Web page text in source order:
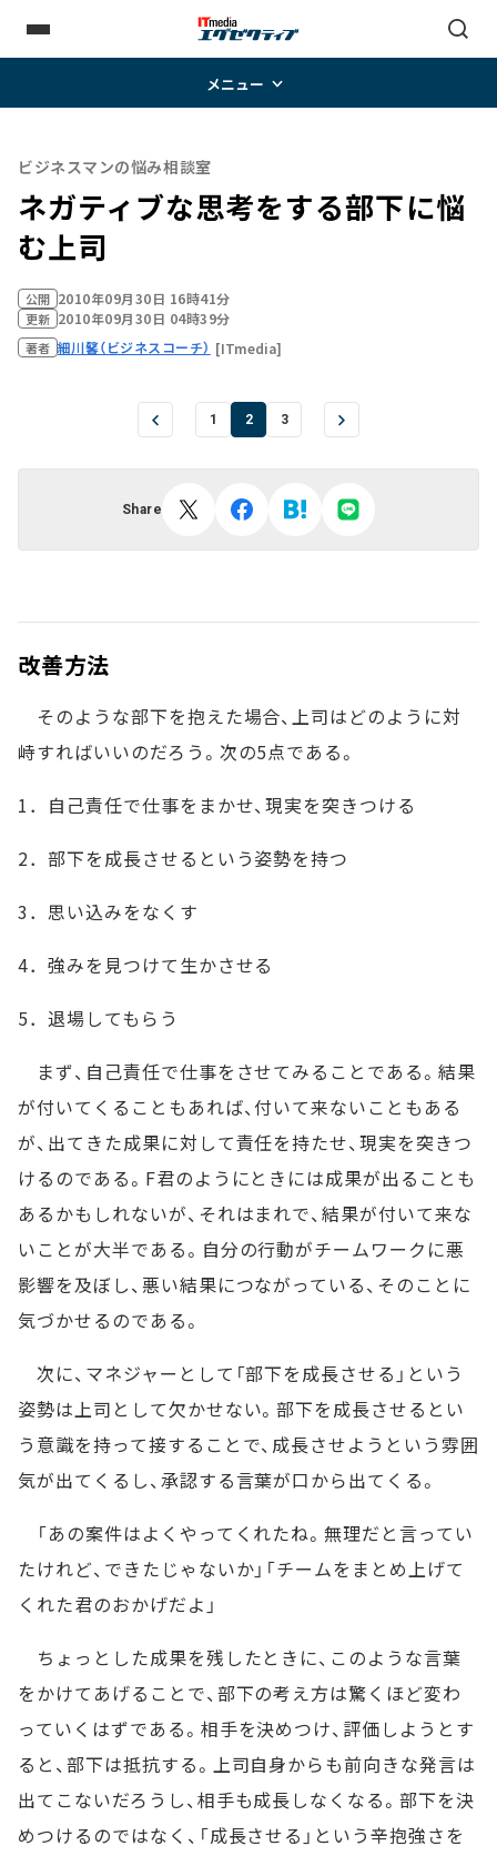
メニュー
ビジネスマンの悩み相談室
ネガティブな思考をする部下に悩
む上司
公開 2010年09月30日 16時41分
更新 2010年09月30日 04時39分
著者 細川馨（ビジネスコーチ） [ITmedia]
1 2 3
Share
改善方法
そのような部下を抱えた場合、上司はどのように対
峙すればいいのだろう。次の5点である。
1．自己責任で仕事をまかせ、現実を突きつける
2．部下を成長させるという姿勢を持つ
3．思い込みをなくす
4．強みを見つけて生かさせる
5．退場してもらう
まず、自己責任で仕事をさせてみることである。結果
が付いてくることもあれば、付いて来ないこともある
が、出てきた成果に対して責任を持たせ、現実を突きつ
けるのである。F君のようにときには成果が出ることも
あるかもしれないが、それはまれで、結果が付いて来な
いことが大半である。自分の行動がチームワークに悪
影響を及ぼし、悪い結果につながっている、そのことに
気づかせるのである。
次に、マネジャーとして「部下を成長させる」という
姿勢は上司として欠かせない。部下を成長させるとい
う意識を持って接することで、成長させようという雰囲
気が出てくるし、承認する言葉が口から出てくる。
「あの案件はよくやってくれたね。無理だと言ってい
たけれど、できたじゃないか」「チームをまとめ上げて
くれた君のおかげだよ」
ちょっとした成果を残したときに、このような言葉
をかけてあげることで、部下の考え方は驚くほど変わ
っていくはずである。相手を決めつけ、評価しようとす
ると、部下は抵抗する。上司自身からも前向きな発言は
出てこないだろうし、相手も成長しなくなる。部下を決
めつけるのではなく、「成長させる」という辛抱強さを